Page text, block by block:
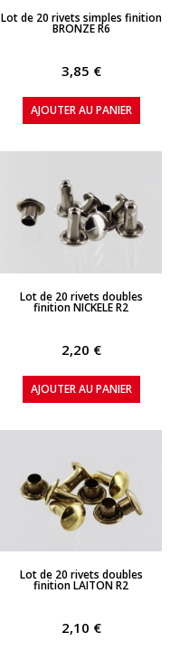
APERÇU RAPIDE
Lot de 20 rivets simples finition
BRONZE R6
3,85 €
AJOUTER AU PANIER
APERÇU RAPIDE
Lot de 20 rivets doubles
finition NICKELE R2
2,20 €
AJOUTER AU PANIER
APERÇU RAPIDE
Lot de 20 rivets doubles
finition LAITON R2
2,10 €